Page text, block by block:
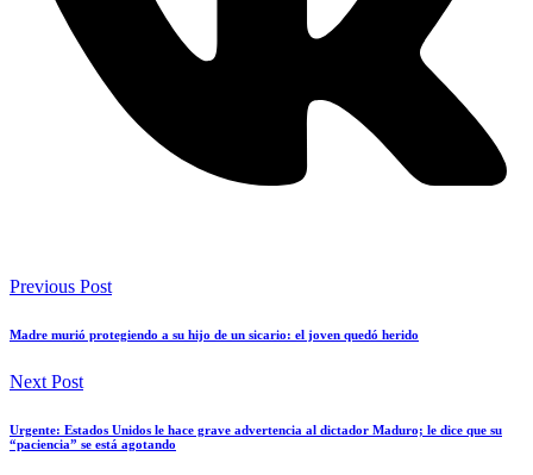
Previous Post
Madre murió protegiendo a su hijo de un sicario: el joven quedó herido
Next Post
Urgente: Estados Unidos le hace grave advertencia al dictador Maduro; le dice que su
“paciencia” se está agotando